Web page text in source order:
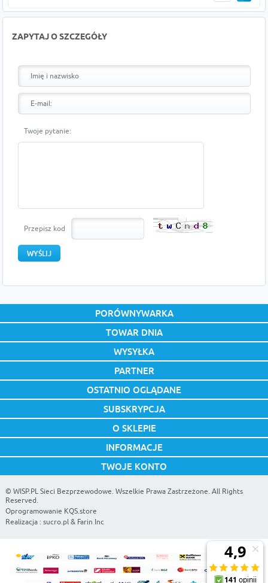
ZAPYTAJ O SZCZEGÓŁY
Twoje pytanie:
Przepisz kod
PORÓWNYWARKA
TOWAR DNIA
WYSYŁKA
PARTNER
OSTATNIO OGLĄDANE
SUBSKRYPCJA
O SKLEPIE
INFORMACJE
TWOJE KONTO
© WISP.PL Sieci Bezprzewodowe. Wszelkie Prawa Zastrzeżone. All Rights
Reserved.
Oprogramowanie KQS.store
Realizacja : sucro.pl& Farin Inc